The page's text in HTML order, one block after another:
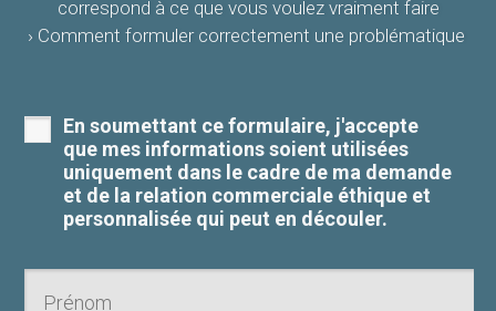
correspond à ce que vous voulez vraiment faire
› Comment formuler correctement une problématique
En soumettant ce formulaire, j'accepte
que mes informations soient utilisées
uniquement dans le cadre de ma demande
et de la relation commerciale éthique et
personnalisée qui peut en découler.